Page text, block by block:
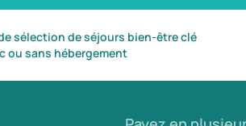
sélection de séjours bien-être clé
ou sans hébergement